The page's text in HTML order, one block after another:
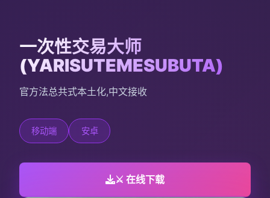
一次性交易大师
(YARISUTEMESUBUTA)
官方法总共式本土化,中文接收
移动端 安卓
⚔️ 在线下载